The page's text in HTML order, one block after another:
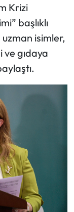
Krizi
başlıklı
isimler,
ve gıdaya